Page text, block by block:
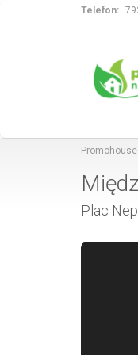
Telefon:
Plac